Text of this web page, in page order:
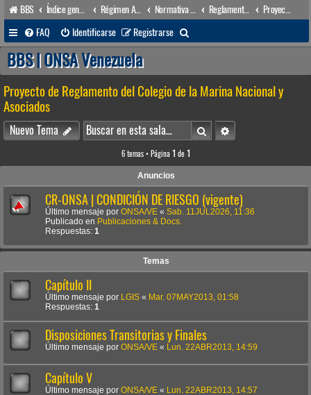
BBS Índice general Régimen Acuático venezolano Reglamentos Nacionales
FAQ
Identificarse Registrarse
u
c
r
BBS | ONSA Venezuela
Proyecto de Reglamento del Colegio de la Marina Nacional y
Asociados
Nuevo Tema BuscarBúsqueda avanzada
6 temas • Página 1 de 1
Anuncios
CR-ONSA | CONDICIÓN DE RIESGO (vigente)
Último mensaje por ONSA/VE « Sab. 11JUL2026, 11:36
Publicado en Publicaciones & Docs.
Respuestas: 1
Temas
Capítulo II
Último mensaje por LGIS « Mar. 07MAY2013, 01:58
Respuestas: 1
Disposiciones Transitorias y Finales
Último mensaje por ONSA/VE « Lun. 22ABR2013, 14:59
Capítulo V
Último mensaje por ONSA/VE « Lun. 22ABR2013, 14:57